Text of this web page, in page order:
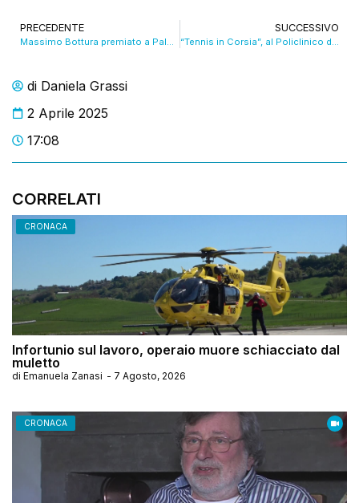
di Daniela Grassi
2 Aprile 2025
17:08
CORRELATI
CRONACA
Infortunio sul lavoro, operaio muore schiacciato dal
muletto
di Emanuela Zanasi - 7 Agosto, 2026
CRONACA
PRECEDENTE SUCCESSIVO